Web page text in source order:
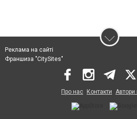
Реклама на сайті
Франшиза "CitySites"
Про нас Контакти Автори